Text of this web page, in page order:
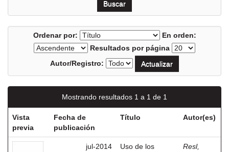
Ordenar por:
En orden:
Resultados por página
Autor/Registro:
Mostrando resultados 1 a 1 de 1
Vista
previa
Fecha de
publicación
Título Autor(es)
jul-2014
Uso de los
Resl,